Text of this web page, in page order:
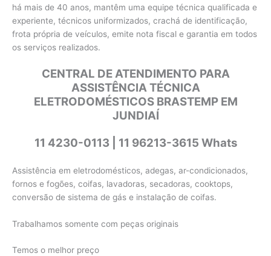
há mais de 40 anos, mantêm uma equipe técnica qualificada e
experiente, técnicos uniformizados, crachá de identificação,
frota própria de veículos, emite nota fiscal e garantia em todos
os serviços realizados.
CENTRAL DE ATENDIMENTO PARA
ASSISTÊNCIA TÉCNICA
ELETRODOMÉSTICOS BRASTEMP EM
JUNDIAÍ
11 4230-0113 | 11 96213-3615 Whats
Assistência em eletrodomésticos, adegas, ar-condicionados,
fornos e fogões, coifas, lavadoras, secadoras, cooktops,
conversão de sistema de gás e instalação de coifas.
Trabalhamos somente com peças originais
Temos o melhor preço